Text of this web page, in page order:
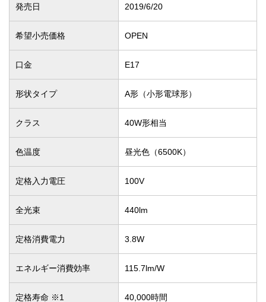
発売日 2019/6/20
希望小売価格 OPEN
口金 E17
形状タイプ A形（小形電球形）
クラス 40W形相当
色温度 昼光色（6500K）
定格入力電圧 100V
全光束 440lm
定格消費電力 3.8W
エネルギー消費効率 115.7lm/W
定格寿命 ※1 40,000時間